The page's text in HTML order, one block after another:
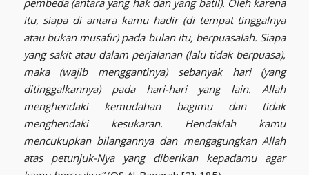
itu, siapa di antara kamu hadir (di tempat tinggalnya
atau bukan musafir) pada bulan itu, berpuasalah. Siapa
yang sakit atau dalam perjalanan (lalu tidak berpuasa),
maka (wajib menggantinya) sebanyak hari (yang
ditinggalkannya) pada hari-hari yang lain. Allah
menghendaki kemudahan bagimu dan tidak
menghendaki kesukaran. Hendaklah kamu
mencukupkan bilangannya dan mengagungkan Allah
atas petunjuk-Nya yang diberikan kepadamu agar